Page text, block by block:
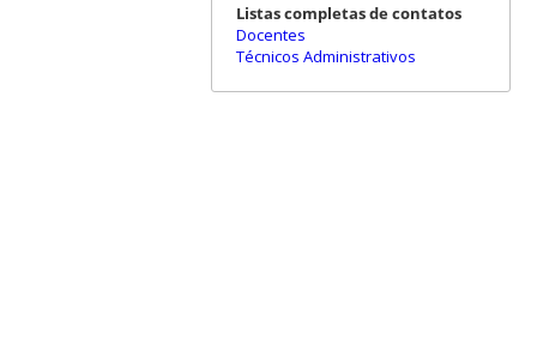
Listas completas de contatos
Docentes
Técnicos Administrativos